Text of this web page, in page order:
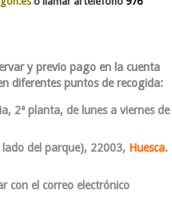
y previo pago en la cuenta
diferentes puntos de recogida:
2ª planta, de lunes a viernes de
del parque), 22003, Huesca.
con el correo electrónico